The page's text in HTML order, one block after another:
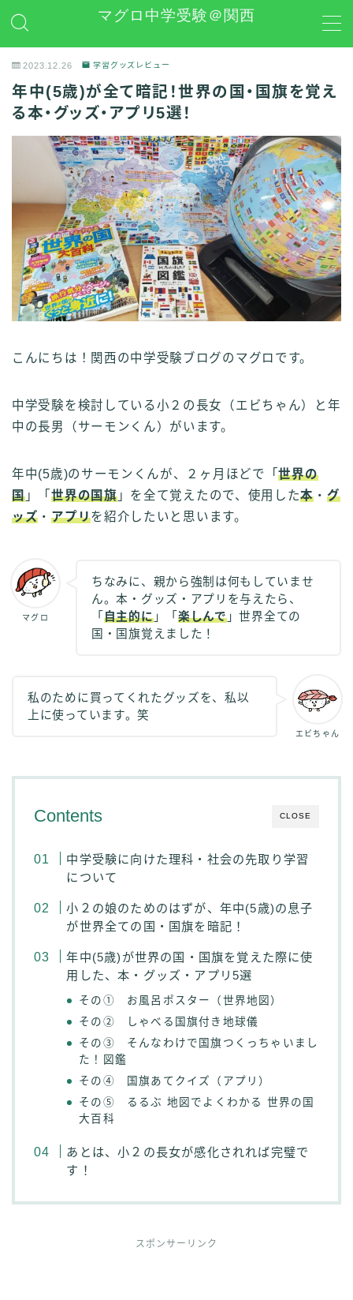
マグロ中学受験＠関西
日能研
学習グッズレビュー
その他 中学受験関連
お問い合わせ
プライバシーポリシー
2023.12.26 学習グッズレビュー
年中(5歳)が全て暗記！世界の国・国旗を覚え
る本・グッズ・アプリ5選！
こんにちは！関西の中学受験ブログのマグロです。
中学受験を検討している小２の長女（エビちゃん）と年
中の長男（サーモンくん）がいます。
年中(5歳)のサーモンくんが、２ヶ月ほどで「世界の
国」「世界の国旗」を全て覚えたので、使用した本 ・ グ
ッズ ・アプリを紹介したいと思います。
マグロ
ちなみに、親から強制は何もしていませ
ん。本・グッズ・アプリを与えたら、
「 自主的に」「 楽しんで」世界全ての
国・国旗覚えました！
エビちゃん
私のために買ってくれたグッズを、私以
上に使っています。笑
CLOSE
Contents
中学受験に向けた理科・社会の先取り学習
について
小２の娘のためのはずが、年中(5歳)の息子
が世界全ての国・国旗を暗記！
年中(5歳)が世界の国・国旗を覚えた際に使
用した、本・グッズ・アプリ5選
その① お風呂ポスター（世界地図）
その② しゃべる国旗付き地球儀
その③ そんなわけで国旗つくっちゃいまし
た！図鑑
その④ 国旗あてクイズ（アプリ）
その⑤ るるぶ 地図でよくわかる 世界の国
大百科
あとは、小２の長女が感化されれば完璧で
す！
スポンサーリンク